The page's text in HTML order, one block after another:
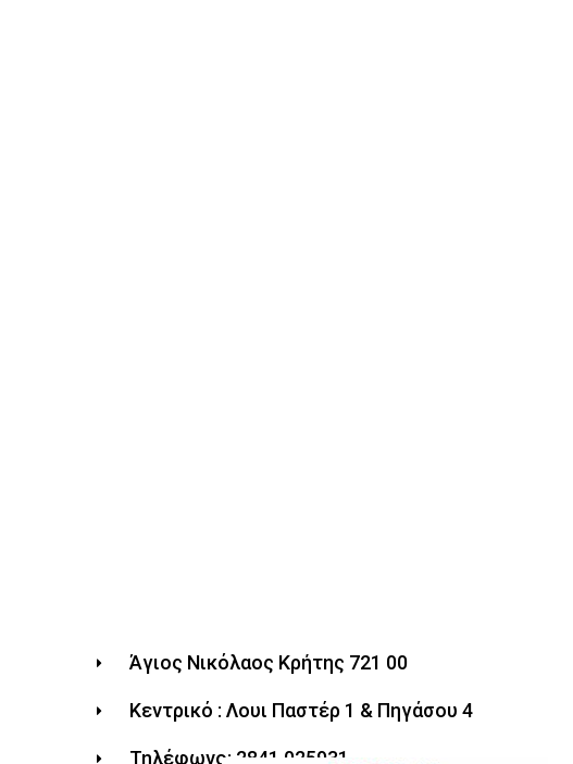
Άγιος Νικόλαος Κρήτης 721 00
Κεντρικό : Λουι Παστέρ 1 & Πηγάσου 4
Τηλέφωνο: 2841 025931